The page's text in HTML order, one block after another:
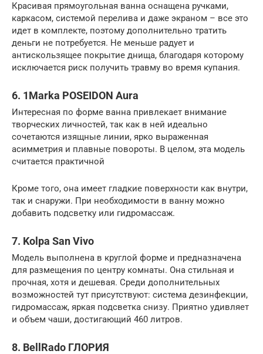
Красивая прямоугольная ванна оснащена ручками,
каркасом, системой перелива и даже экраном – все это
идет в комплекте, поэтому дополнительно тратить
деньги не потребуется. Не меньше радует и
антискользящее покрытие днища, благодаря которому
исключается риск получить травму во время купания.
6. 1Marka POSEIDON Aura
Интересная по форме ванна привлекает внимание
творческих личностей, так как в ней идеально
сочетаются изящные линии, ярко выраженная
асимметрия и плавные повороты. В целом, эта модель
считается практичной
Кроме того, она имеет гладкие поверхности как внутри,
так и снаружи. При необходимости в ванну можно
добавить подсветку или гидромассаж.
7. Kolpa San Vivo
Модель выполнена в круглой форме и предназначена
для размещения по центру комнаты. Она стильная и
прочная, хотя и дешевая. Среди дополнительных
возможностей тут присутствуют: система дезинфекции,
гидромассаж, яркая подсветка снизу. Приятно удивляет
и объем чаши, достигающий 460 литров.
8. BellRado ГЛОРИЯ